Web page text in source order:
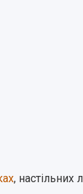
, настільних